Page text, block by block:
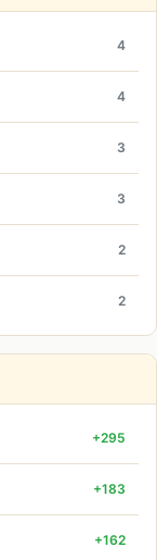
4
4
3
3
2
2
+295
+183
+162